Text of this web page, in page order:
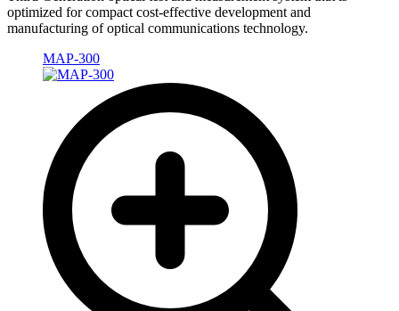
optimized for compact cost-effective development and
manufacturing of optical communications technology.
MAP-300